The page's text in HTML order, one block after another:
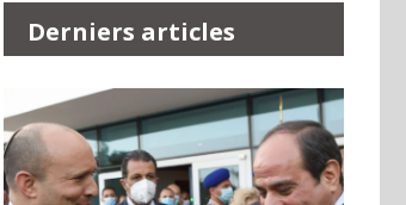
Derniers articles